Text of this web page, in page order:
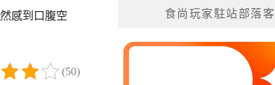
感到口腹空
(50)
食尚玩家駐站部落客